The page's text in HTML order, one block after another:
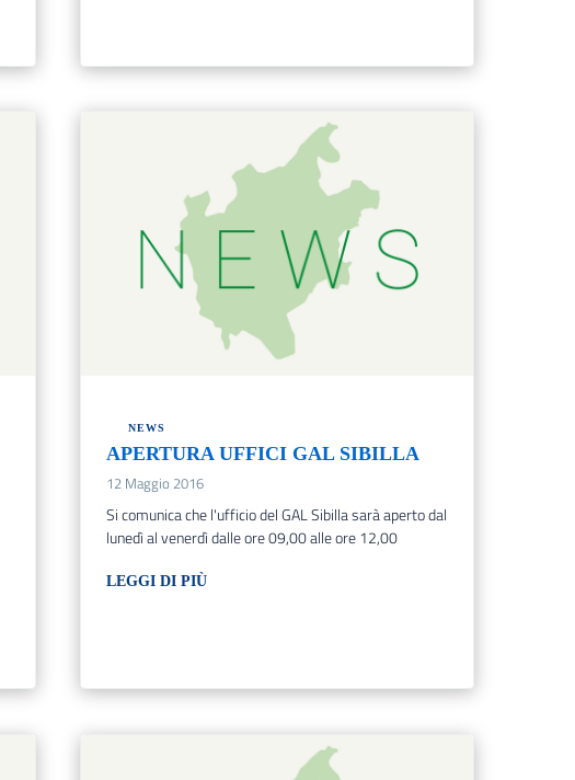
NEWS
APERTURA UFFICI GAL SIBILLA
12 Maggio 2016
Si comunica che l'ufficio del GAL Sibilla sarà aperto dal
lunedì al venerdì dalle ore 09,00 alle ore 12,00
LEGGI DI PIÙ